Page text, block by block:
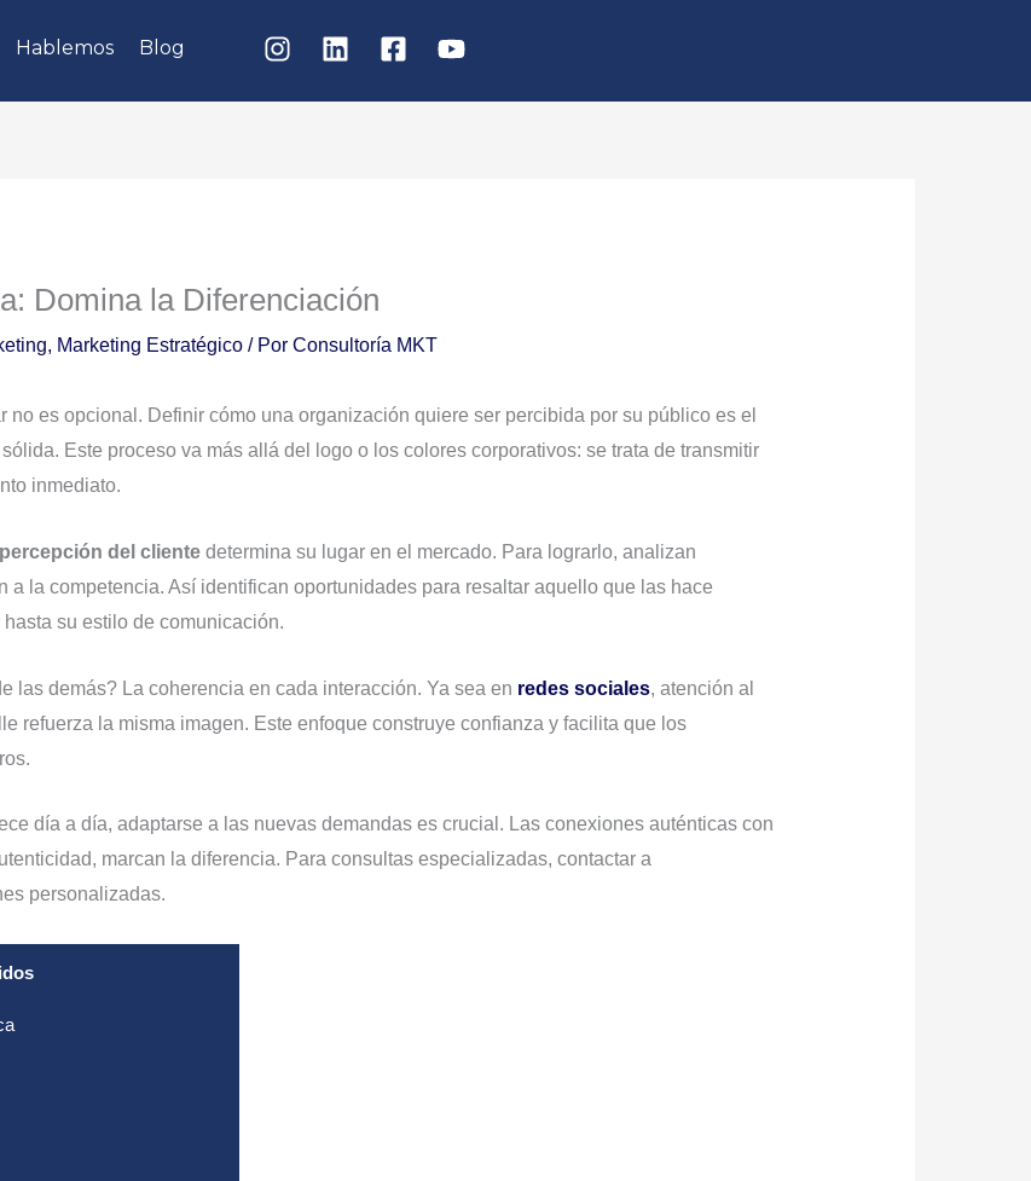
Hablemos Blog
Domina la Diferenciación
, Marketing Estratégico / PorConsultoría MKT
no es opcional. Definir cómo una organización quiere ser percibida por su público es el
Este proceso va más allá del logo o los colores corporativos: se trata de transmitir
inmediato.
percepción del cliente determina su lugar en el mercado. Para lograrlo, analizan
a la competencia. Así identifican oportunidades para resaltar aquello que las hace
su estilo de comunicación.
las demás? La coherencia en cada interacción. Ya sea en redes sociales, atención al
refuerza la misma imagen. Este enfoque construye confianza y facilita que los
día a día, adaptarse a las nuevas demandas es crucial. Las conexiones auténticas con
marcan la diferencia. Para consultas especializadas, contactar a
personalizadas.